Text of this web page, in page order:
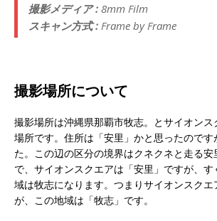
撮影メディア : 8mm Film
スキャン方式 : Frame by Frame
撮影場所について
撮影場所は沖縄県那覇市牧志。とサイオン
場所です。住所は「安里」かと思ったのです
た。この辺の区分の境界はクネクネと走る
で、サイオンスクエアは「安里」ですが、
域は牧志になります。つまりサイオンスクエ
が、この地域は「牧志」です。